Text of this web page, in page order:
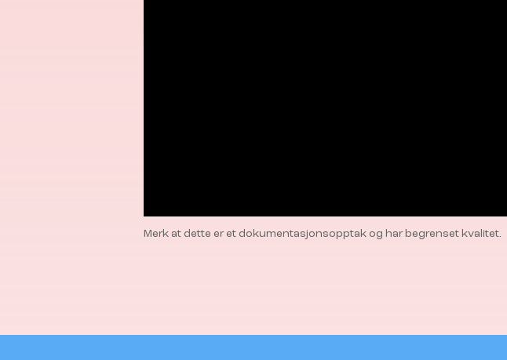
Merk at dette er et dokumentasjonsopptak og har begrenset kvalitet.